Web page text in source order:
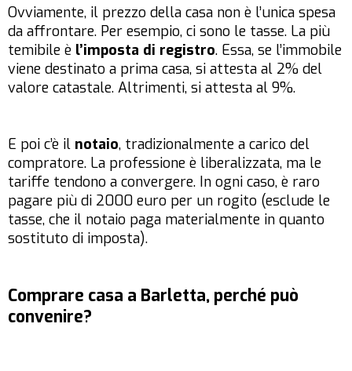
Ovviamente, il prezzo della casa non è l’unica spesa
da affrontare. Per esempio, ci sono le tasse. La più
temibile è l’imposta di registro. Essa, se l’immobile
viene destinato a prima casa, si attesta al 2% del
valore catastale. Altrimenti, si attesta al 9%.
E poi c’è il notaio, tradizionalmente a carico del
compratore. La professione è liberalizzata, ma le
tariffe tendono a convergere. In ogni caso, è raro
pagare più di 2000 euro per un rogito (esclude le
tasse, che il notaio paga materialmente in quanto
sostituto di imposta).
Comprare casa a Barletta, perché può
convenire?